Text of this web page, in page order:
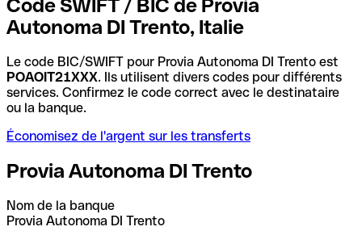
Code SWIFT / BIC de Provia
Autonoma DI Trento, Italie
Le code BIC/SWIFT pour Provia Autonoma DI Trento est
POAOIT21XXX. Ils utilisent divers codes pour différents
services. Confirmez le code correct avec le destinataire
ou la banque.
Économisez de l'argent sur les transferts
Provia Autonoma DI Trento
Nom de la banque
Provia Autonoma DI Trento